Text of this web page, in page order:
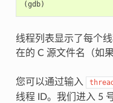
线程列表显示了每个
在的 C 源文件名（如
您可以通过输入 thread
线程 ID。我们进入 5